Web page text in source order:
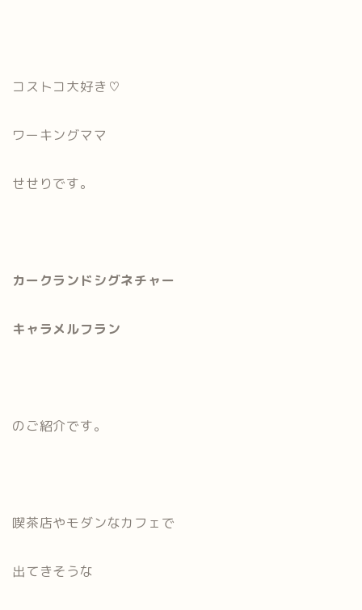
コストコ大好き♡
ワーキングママ
せせりです。
カークランドシグネチャー
キャラメルフラン
のご紹介です。
喫茶店やモダンなカフェで
出てきそうな